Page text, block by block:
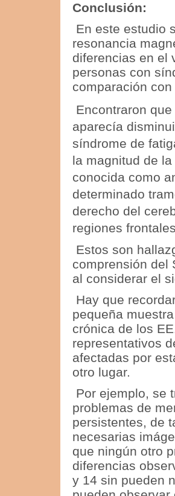
Conclusión:
En este estudio
resonancia
diferencias en el
personas con
comparación
Encontraron
aparecía
síndrome de
la magnitud de
conocida como
determinado
derecho del
regiones
Estos son
comprensión del
al considerar el
Hay que
pequeña
crónica de los
representativos
afectadas por
otro lugar.
Por ejemplo, se
problemas de
persistentes, de
necesarias
que ningún otro
diferencias
y 14 sin pueden